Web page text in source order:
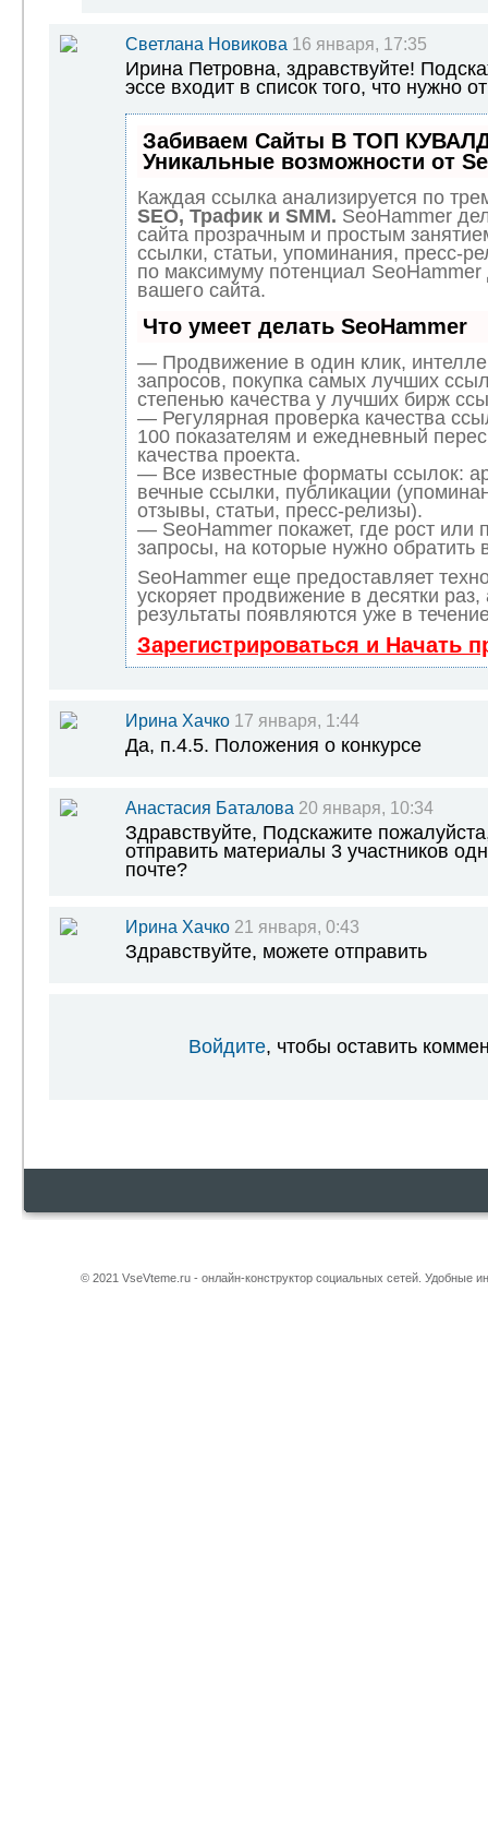
Светлана Новикова 16 января, 17:35
Ирина Петровна, здравствуйте!
эссе входит в список того, что нужно
Забиваем Сайты В ТОП
Уникальные возможности от
Каждая ссылка анализируется по
SEO, Трафик и SMM. SeoHammer
сайта прозрачным и простым
ссылки, статьи, упоминания, пресс-
по максимуму потенциал
вашего сайта.
Что умеет делать SeoHammer
— Продвижение в один клик,
запросов, покупка самых лучших
степенью качества у лучших бирж
— Регулярная проверка качества
100 показателям и ежедневный
качества проекта.
— Все известные форматы ссылок:
вечные ссылки, публикации
отзывы, статьи, пресс-релизы).
— SeoHammer покажет, где рост или
запросы, на которые нужно обратить
SeoHammer еще предоставляет
ускоряет продвижение в десятки
результаты появляются уже в
Зарегистрироваться и Начать
Ирина Хачко 17 января, 1:44
Да, п.4.5. Положения о конкурсе
Анастасия Баталова 20 января, 10:34
Здравствуйте, Подскажите
отправить материалы 3 участников
почте?
Ирина Хачко 21 января, 0:43
Здравствуйте, можете отправить
Войдите, чтобы оставить
© 2021 VseVteme.ru - онлайн-конструктор социальных сетей. Удобные